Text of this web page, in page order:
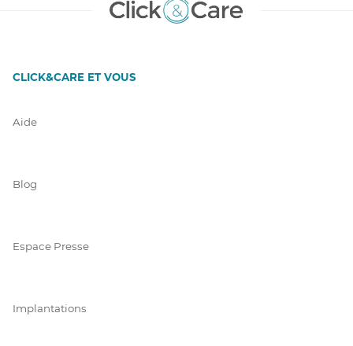
CLICK&CARE ET VOUS
Aide
Blog
Espace Presse
Implantations